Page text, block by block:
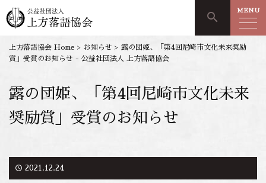
search MENU
上方落語協会 Home > お知らせ > 露の団姫、「第4回尼崎市文化未来奨励
賞」受賞のお知らせ - 公益社団法人 上方落語協会
露の団姫、「第4回尼崎市文化未来
奨励賞」受賞のお知らせ
access_time 2021.12.24